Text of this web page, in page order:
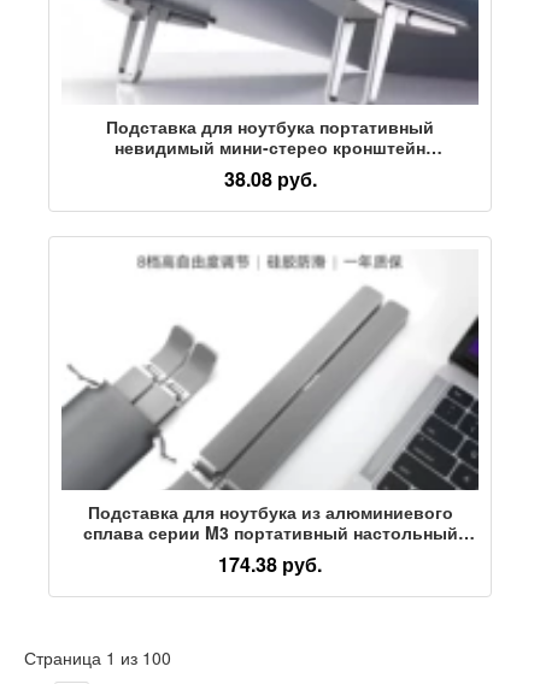
Подставка для ноутбука портативный
невидимый мини-стерео кронштейн
радиаторная подставка для ног клавиатуры
складное основание
38.08 руб.
Подставка для ноутбука из алюминиевого
сплава серии M3 портативный настольный
ноутбук с увеличенным радиатором
174.38 руб.
Страница 1 из 100